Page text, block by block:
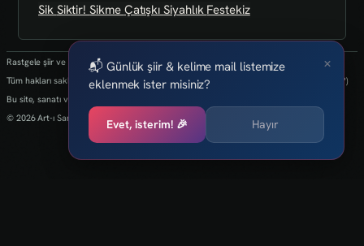
Sik Siktir!Sikme ÇatışkıSiyahlık Festekiz
Rastgele şiir ve kelimeler her 24 saatte bir yenilenmektedir.
Tüm hakları saklıdır.(biz kaybettik bulan varsa info@art-isanat.com.tr'ye mail atabilir mi?)
Bu site, sanatı ve yaratıcılığı dijital dünyaya taşıma arzusu ile kurulmuştur.
© 2026 Art-ı Sanat
×
📬 Günlük şiir & kelime mail listemize
eklenmek ister misiniz?
Evet, isterim! 🎉 Hayır